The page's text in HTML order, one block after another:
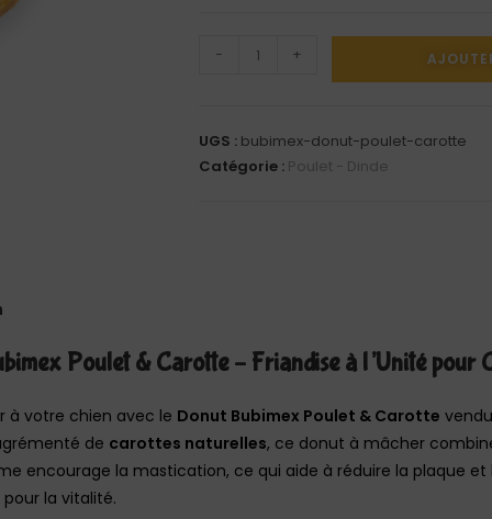
- +
UGS : bubimex-donut-poulet-carotte
Catégorie : Poulet - Dinde
Poulet & Carotte – Friandise à l’Unité pour
à votre chien avec le Donut Bubimex Poulet & Carotte
de carottes naturelles, ce donut à mâcher
encourage la mastication, ce qui aide à réduire la plaque
la vitalité.